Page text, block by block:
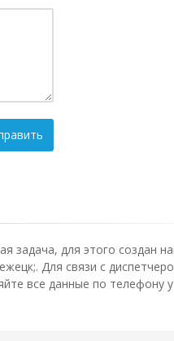
задача, для этого создан
Для связи с
все данные по телефону